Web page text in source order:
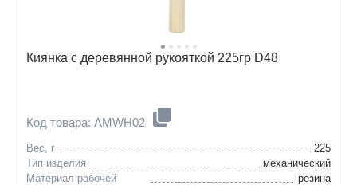
Киянка с деревянной рукояткой 225гр D48
Код товара: AMWH02
Вес, г
225
Тип изделия
механический
Материал рабочей
резина